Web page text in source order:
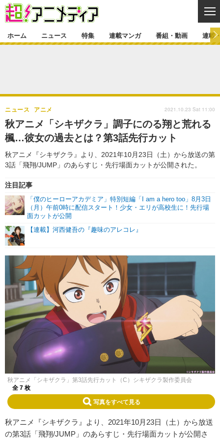
ゲーム・アプリ マンガ
グッズ イベント
声優 コスプレ
特集一覧 カバー
ラキりす
連載マンガ
連載マンガ一覧 連載一覧
番組・動画
番組・動画一覧 ラジオ
動画
連載・ブログ
連載・ブログ一覧 コラム
ホーム ニュース 特集 連載マンガ 番組・動画 連載
秋アニメ「シキザクラ」調子にのる翔と荒れる
楓…彼女の過去とは？第3話先行カット
秋アニメ『シキザクラ』より、2021年10月23日（土）から放送の第
3話「飛翔/JUMP」のあらすじ・先行場面カットが公開された。
ニュース アニメ
注目記事
「僕のヒーローアカデミア」特別短編「I am a hero too」8月3日
（月）午前0時に配信スタート！少女・エリが高校生に！先行場
面カットが公開
【連載】河西健吾の『趣味のアレコレ』
2021.10.23 Sat 11:00
秋アニメ「シキザクラ」第3話先行カット（C）シキザクラ製作委員会
全 7 枚
写真をすべて見る
秋アニメ『シキザクラ』より、2021年10月23日（土）から放送
の第3話「飛翔/JUMP」のあらすじ・先行場面カットが公開さ